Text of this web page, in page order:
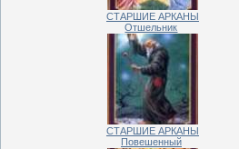
СТАРШИЕ АРКАНЫ
Отшельник
СТАРШИЕ АРКАНЫ
Повешенный